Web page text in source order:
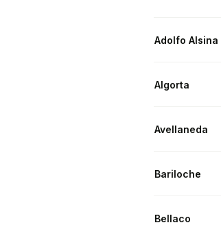
Adolfo Alsina
Algorta
Avellaneda
Bariloche
Bellaco